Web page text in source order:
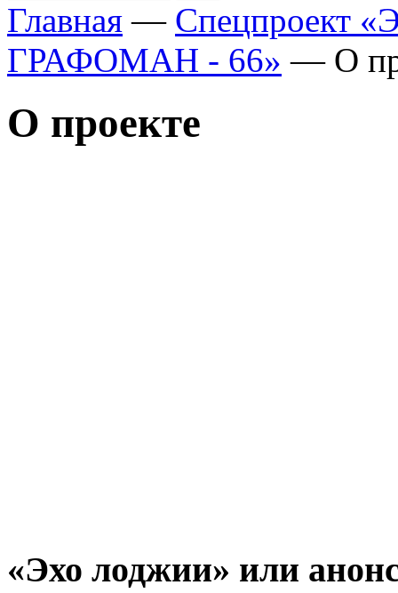
Главная — Спецпроект
ГРАФОМАН - 66» — О
О проекте
«Эхо лоджии» или